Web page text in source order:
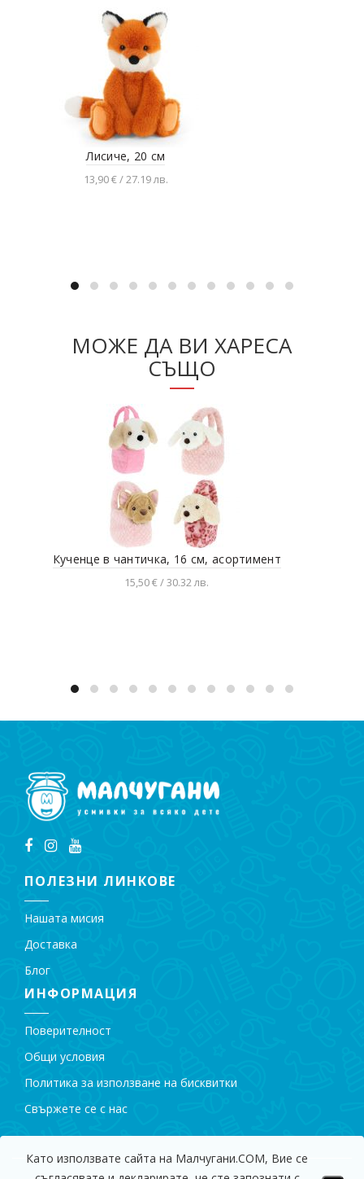
Като използвате сайта на Малчугани.COM, Вие се
Лисиче, 20 см
13,90 € / 27.19 лв.
МОЖЕ ДА ВИ ХАРЕСА
СЪЩО
Кученце в чантичка, 16 см, асортимент
15,50 € / 30.32 лв.
ПОЛЕЗНИ ЛИНКОВЕ
Нашата мисия
Доставка
Блог
ИНФОРМАЦИЯ
Поверителност
Общи условия
Политика за използване на бисквитки
Свържете се с нас